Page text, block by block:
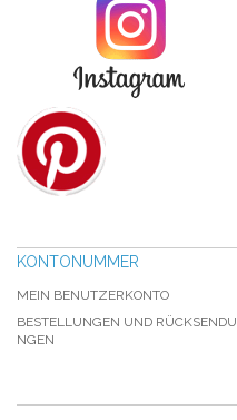
KONTONUMMER
MEIN BENUTZERKONTO
BESTELLUNGEN UND RÜCKSENDU
NGEN